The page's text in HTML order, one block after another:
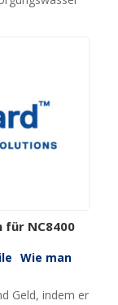
NC8400
Wie man
Geld, indem er